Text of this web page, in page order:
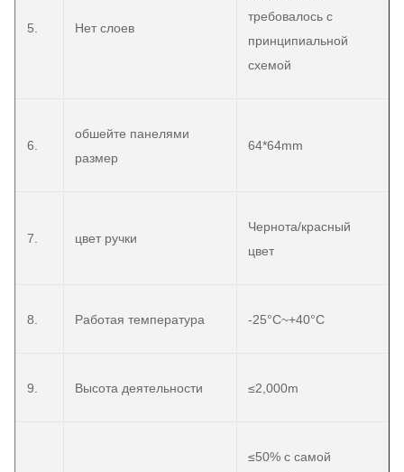
5. Нет слоев
требовалось с
принципиальной
схемой
6.
обшейте панелями
размер
64*64mm
7. цвет ручки
Чернота/красный
цвет
8. Работая температура -25°C~+40°C
9. Высота деятельности ≤2,000m
≤50% с самой